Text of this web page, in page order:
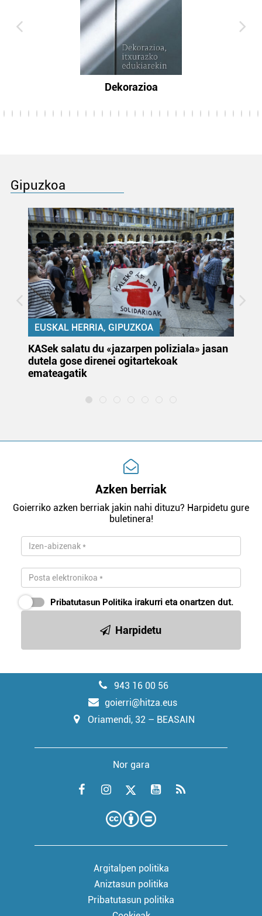
Dekorazioa
Gipuzkoa
EUSKAL HERRIA, GIPUZKOA
KASek salatu du «jazarpen poliziala» jasan
dutela gose direnei ogitartekoak
emateagatik
Azken berriak
Goierriko azken berriak jakin nahi dituzu? Harpidetu gure
buletinera!
Pribatutasun Politika irakurri eta onartzen dut.
Harpidetu
943 16 00 56
goierri@hitza.eus
Oriamendi, 32 – BEASAIN
Nor gara
Argitalpen politika
Aniztasun politika
Pribatutasun politika